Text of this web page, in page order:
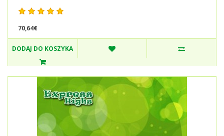
70,64€
DODAJ DO KOSZYKA